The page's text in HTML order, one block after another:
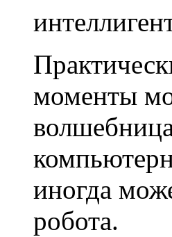
моменты
иногда
робота.